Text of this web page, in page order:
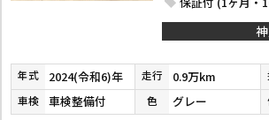
年式 2024(令和6)年 走行 0.9万km
車検 車検整備付 色 グレー